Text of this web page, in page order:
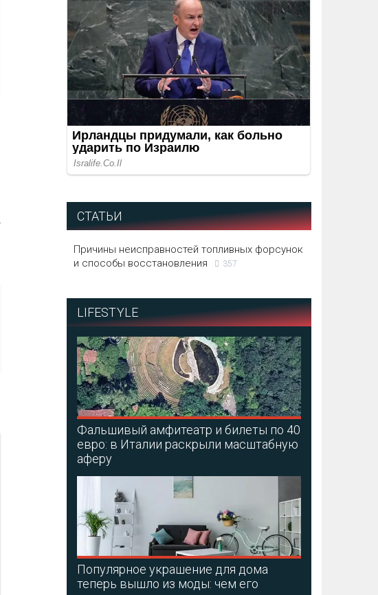
СТАТЬИ
Причины неисправностей топливных форсунок
и способы восстановления
357
LIFESTYLE
Фальшивый амфитеатр и билеты по 40
евро: в Италии раскрыли масштабную
аферу
Популярное украшение для дома
теперь вышло из моды: чем его